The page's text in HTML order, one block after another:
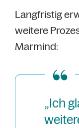
Langfristig
weitere
Marmind:
„Ich